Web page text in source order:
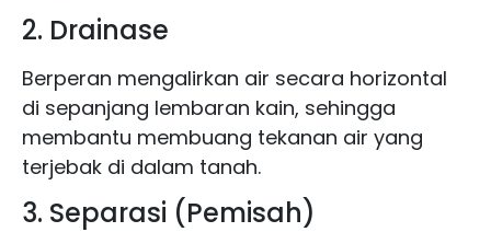
2. Drainase
Berperan mengalirkan air secara horizontal
di sepanjang lembaran kain, sehingga
membantu membuang tekanan air yang
terjebak di dalam tanah.
3. Separasi (Pemisah)